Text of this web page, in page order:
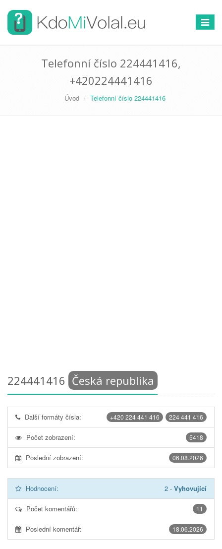
Telefonní číslo 224441416,
+420224441416
Úvod Telefonní číslo 224441416
224441416 Česká republika
224 441 416
+420 224 441 416
Další formáty čísla:
5418
Počet zobrazení:
06.08.2026
Poslední zobrazení:
Hodnocení: 2 - Vyhovující
11
Počet komentářů:
18.06.2026
Poslední komentář: